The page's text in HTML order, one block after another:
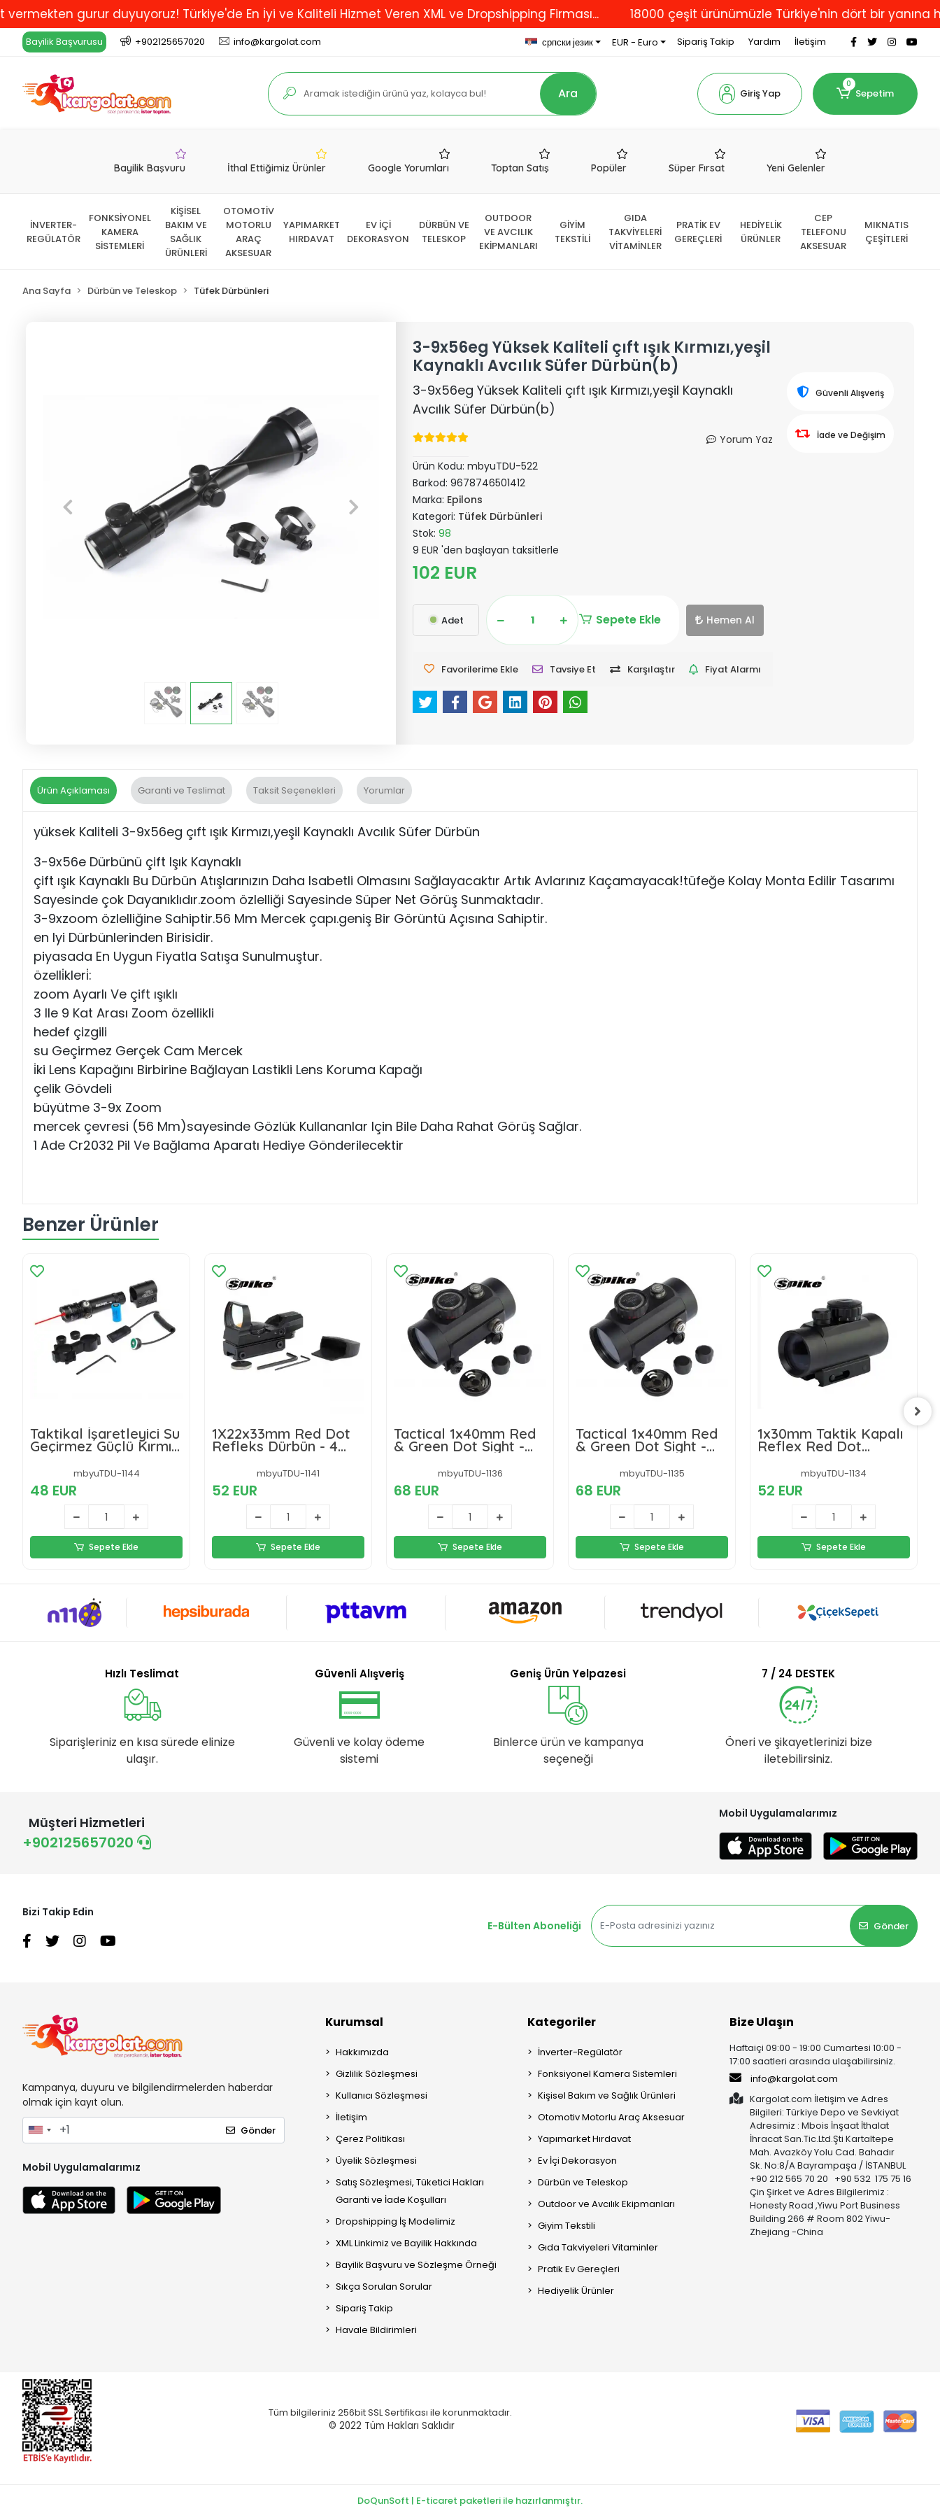
gurur duyuyoruz! Türkiye'de En İyi ve Kaliteli Hizmet Veren XML ve Dropshipping Firması... 18000 çeşit ürünümüzle Türkiye'nin dört bir yanına
Bayilik Başvurusu +902125657020 info@kargolat.com српски језик EUR - Euro Sipariş Takip Yardım İletişim
Ara Giriş Yap
0
Sepetim
Bayilik Başvuru İthal Ettiğimiz Ürünler Google Yorumları Toptan Satış Popüler Süper Fırsat Yeni Gelenler
İNVERTER-
REGÜLATÖR
FONKSİYONEL
KAMERA
SİSTEMLERİ
KİŞİSEL
BAKIM VE
SAĞLIK
ÜRÜNLERİ
OTOMOTİV
MOTORLU
ARAÇ
AKSESUAR
YAPIMARKET
HIRDAVAT
EV İÇİ
DEKORASYON
DÜRBÜN VE
TELESKOP
OUTDOOR
VE AVCILIK
EKİPMANLARI
GİYİM
TEKSTİLİ
GIDA
TAKVİYELERİ
VİTAMİNLER
PRATİK EV
GEREÇLERİ
HEDİYELİK
ÜRÜNLER
CEP
TELEFONU
AKSESUAR
MIKNATIS
ÇEŞİTLERİ
Ana Sayfa Dürbün ve Teleskop Tüfek Dürbünleri
3-9x56eg Yüksek Kaliteli çıft ışık Kırmızı,yeşil
Kaynaklı Avcılık Süfer Dürbün(b)
3-9x56eg Yüksek Kaliteli çıft ışık Kırmızı,yeşil Kaynaklı
Avcılık Süfer Dürbün(b)
Yorum Yaz
Ürün Kodu:mbyuTDU-522
Barkod:9678746501412
Marka: Epilons
Kategori: Tüfek Dürbünleri
Stok:98
9 EUR 'den başlayan taksitlerle
102 EUR
Adet Sepete Ekle Hemen Al
Favorilerime Ekle Tavsiye Et Karşılaştır Fiyat Alarmı
Güvenli Alışveriş
İade ve Değişim
Ürün Açıklaması Garanti ve Teslimat Taksit Seçenekleri Yorumlar
yüksek Kaliteli 3-9x56eg çıft ışık Kırmızı,yeşil Kaynaklı Avcılık Süfer Dürbün
3-9x56e Dürbünü çift Işık Kaynaklı
çift ışık Kaynaklı Bu Dürbün Atışlarınızın Daha Isabetli Olmasını Sağlayacaktır Artık Avlarınız Kaçamayacak!tüfeğe Kolay Monta Edilir Tasarımı
Sayesinde çok Dayanıklıdır.zoom özlelliği Sayesinde Süper Net Görüş Sunmaktadır.
3-9xzoom özlelliğine Sahiptir.56 Mm Mercek çapı.geniş Bir Görüntü Açısına Sahiptir.
en Iyi Dürbünlerinden Birisidir.
piyasada En Uygun Fiyatla Satışa Sunulmuştur.
özelli̇kleri̇:
zoom Ayarlı Ve çift ışıklı
3 Ile 9 Kat Arası Zoom özellikli
hedef çizgili
su Geçirmez Gerçek Cam Mercek
i̇ki Lens Kapağını Birbirine Bağlayan Lastikli Lens Koruma Kapağı
çelik Gövdeli
büyütme 3-9x Zoom
mercek çevresi (56 Mm)sayesinde Gözlük Kullananlar Için Bile Daha Rahat Görüş Sağlar.
1 Ade Cr2032 Pil Ve Bağlama Aparatı Hediye Gönderilecektir
Benzer Ürünler
Taktikal İşaretleyici Su
Geçirmez Güçlü Kırmızı
Lazer
mbyuTDU-1144
48 EUR
Sepete Ekle
1X22x33mm Red Dot
Refleks Dürbün - 4
22mm Ray Uyumlu
mbyuTDU-1141
52 EUR
Sepete Ekle
Tactical 1x40mm Red
& Green Dot Sight -
Geniş Görüş Açısı,
Taktik Reflex
Nişangâh - 22mm
mbyuTDU-1136
68 EUR
Sepete Ekle
Tactical 1x40mm Red
& Green Dot Sight -
Geniş Görüş Açısı,
Taktik Reflex
Nişangâh - 11mm
mbyuTDU-1135
68 EUR
Sepete Ekle
1x30mm Taktik Kapalı
Reflex Red Dot
Görüş Açısı, Kırmızı
Renk Nokta - 22mm
mbyuTDU-1134
52 EUR
Sepete Ekle
Hızlı Teslimat
Siparişleriniz en kısa sürede elinize
ulaşır.
Güvenli Alışveriş
Güvenli ve kolay ödeme
sistemi
Geniş Ürün Yelpazesi
Binlerce ürün ve kampanya
seçeneği
7 / 24 DESTEK
Öneri ve şikayetlerinizi bize
iletebilirsiniz.
Müşteri Hizmetleri
+902125657020
Mobil Uygulamalarımız
Bizi Takip Edin
E-Bülten Aboneliği
Gönder
Kampanya, duyuru ve bilgilendirmelerden haberdar
olmak için kayıt olun.
Gönder
Mobil Uygulamalarımız
Kurumsal
Hakkımızda
Gizlilik Sözleşmesi
Kullanıcı Sözleşmesi
İletişim
Çerez Politikası
Üyelik Sözleşmesi
Satış Sözleşmesi, Tüketici Hakları
Garanti ve İade Koşulları
Dropshipping İş Modelimiz
XML Linkimiz ve Bayilik Hakkında
Bayilik Başvuru ve Sözleşme Örneği
Sıkça Sorulan Sorular
Sipariş Takip
Havale Bildirimleri
Kategoriler
İnverter-Regülatör
Fonksiyonel Kamera Sistemleri
Kişisel Bakım ve Sağlık Ürünleri
Otomotiv Motorlu Araç Aksesuar
Yapımarket Hırdavat
Ev İçi Dekorasyon
Dürbün ve Teleskop
Outdoor ve Avcılık Ekipmanları
Giyim Tekstili
Gıda Takviyeleri Vitaminler
Pratik Ev Gereçleri
Hediyelik Ürünler
Bize Ulaşın
Haftaiçi 09:00 - 19:00 Cumartesi 10:00 -
17:00 saatleri arasında ulaşabilirsiniz.
info@kargolat.com
Kargolat.com İletişim ve Adres
Bilgileri: Türkiye Depo ve Sevkiyat
Adresimiz : Mbois İnşaat İthalat
İhracat San.Tic.Ltd.Şti Kartaltepe
Mah. Avazköy Yolu Cad. Bahadır
Sk. No:8/A Bayrampaşa / İSTANBUL
+90 212 565 70 20 +90 532 175 75 16
Çin Şirket ve Adres Bilgilerimiz :
Honesty Road ,Yiwu Port Business
Building 266 # Room 802 Yiwu-
Zhejiang -China
Tüm bilgileriniz 256bit SSL Sertifikası ile korunmaktadır.
© 2022 Tüm Hakları Saklıdır
DoQunSoft | E-ticaret paketleri ile hazırlanmıştır.